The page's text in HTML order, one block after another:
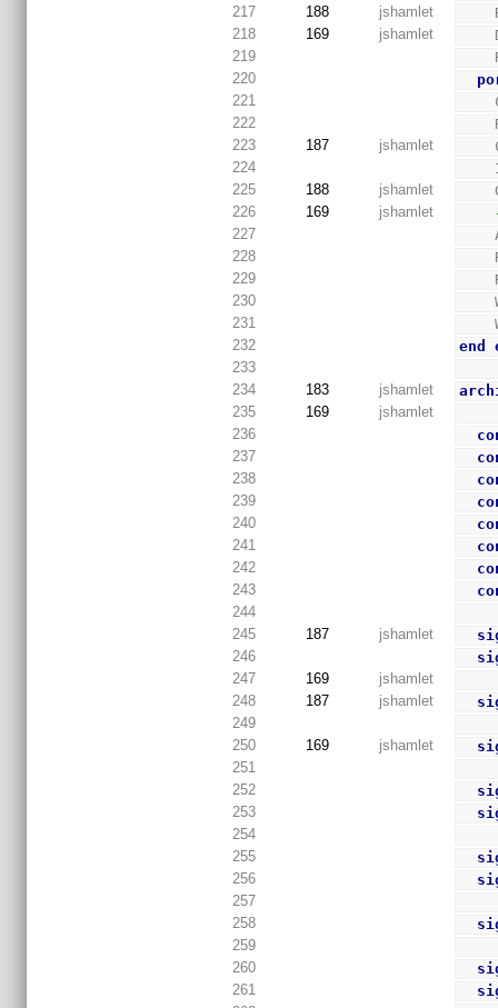
217
188 jshamlet
218
169 jshamlet
219
220
221
222
223
187 jshamlet
224
225
188 jshamlet
226
169 jshamlet
227
228
229
230
231
232
end
233
234
183 jshamlet
235
169
jshamlet
236
237
238
239
240
241
242
243
244
245
187 jshamlet
246
247
169
jshamlet
248
187 jshamlet
249
250
169 jshamlet
251
252
253
254
255
256
257
258
259
260
261